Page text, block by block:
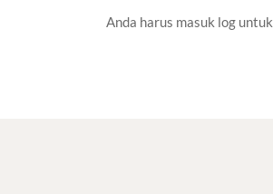
Anda harus masuk log